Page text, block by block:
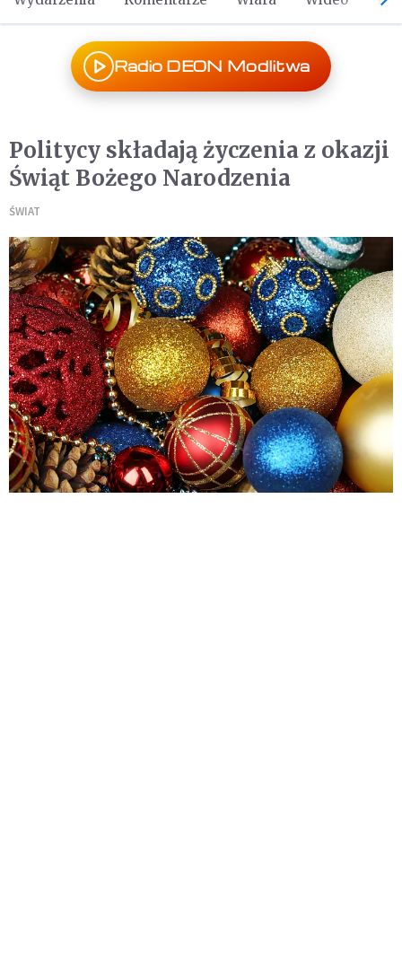
Radio DEON Modlitwa
Politycy składają życzenia z okazji
Świąt Bożego Narodzenia
ŚWIAT